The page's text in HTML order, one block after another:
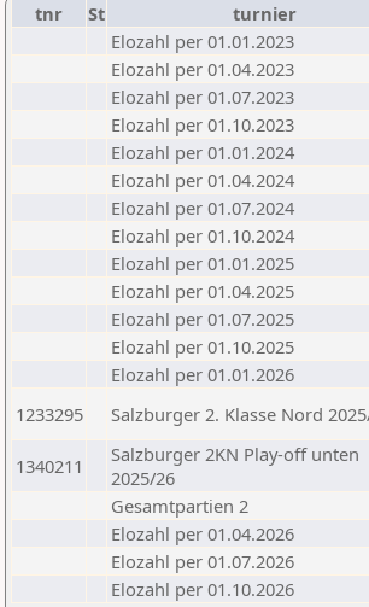
tnr St turnier
Elozahl per 01.01.2023
Elozahl per 01.04.2023
Elozahl per 01.07.2023
Elozahl per 01.10.2023
Elozahl per 01.01.2024
Elozahl per 01.04.2024
Elozahl per 01.07.2024
Elozahl per 01.10.2024
Elozahl per 01.01.2025
Elozahl per 01.04.2025
Elozahl per 01.07.2025
Elozahl per 01.10.2025
Elozahl per 01.01.2026
1233295
Salzburger 2. Klasse Nord
1340211
Salzburger 2KN Play-off unten
2025/26
Gesamtpartien 2
Elozahl per 01.04.2026
Elozahl per 01.07.2026
Elozahl per 01.10.2026